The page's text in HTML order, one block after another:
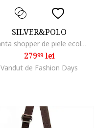
SILVER&POLO
Geanta shopper de piele ecologica, Negru/Bej
27999lei
Vandut de Fashion Days